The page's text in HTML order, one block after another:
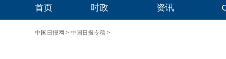
首页 时政 资讯
中国日报网 > 中国日报专稿 >